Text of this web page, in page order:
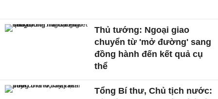
Thủ tướng: Ngoại giao
chuyển từ 'mở đường' sang
đồng hành đến kết quả cụ
thể
Tổng Bí thư, Chủ tịch nước: